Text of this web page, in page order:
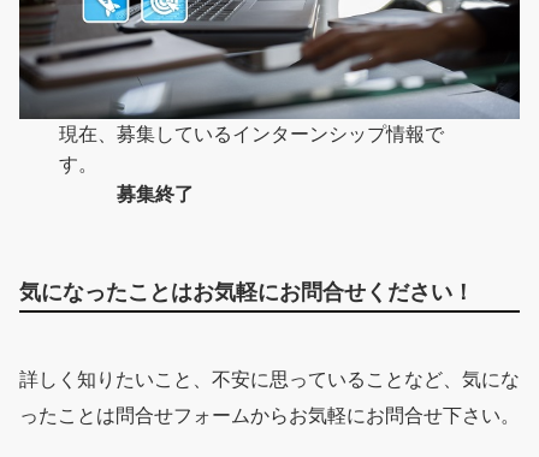
現在、募集しているインターンシップ情報で
す。
募集終了
気になったことはお気軽にお問合せください！
詳しく知りたいこと、不安に思っていることなど、気にな
ったことは問合せフォームからお気軽にお問合せ下さい。